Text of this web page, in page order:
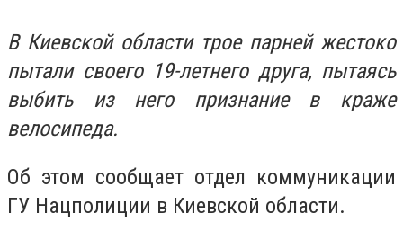
В Киевской области трое парней жестоко
пытали своего 19-летнего друга, пытаясь
выбить из него признание в краже
велосипеда.
Об этом сообщает отдел коммуникации
ГУ Нацполиции в Киевской области.